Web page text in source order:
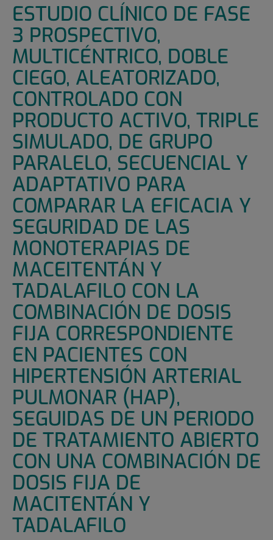
ESTUDIO CLÍNICO DE FASE
3 PROSPECTIVO,
MULTICÉNTRICO, DOBLE
CIEGO, ALEATORIZADO,
CONTROLADO CON
PRODUCTO ACTIVO, TRIPLE
SIMULADO, DE GRUPO
PARALELO, SECUENCIAL Y
ADAPTATIVO PARA
COMPARAR LA EFICACIA Y
SEGURIDAD DE LAS
MONOTERAPIAS DE
MACEITENTÁN Y
TADALAFILO CON LA
COMBINACIÓN DE DOSIS
FIJA CORRESPONDIENTE
EN PACIENTES CON
HIPERTENSIÓN ARTERIAL
PULMONAR (HAP),
SEGUIDAS DE UN PERIODO
DE TRATAMIENTO ABIERTO
CON UNA COMBINACIÓN DE
DOSIS FIJA DE
MACITENTÁN Y
TADALAFILO